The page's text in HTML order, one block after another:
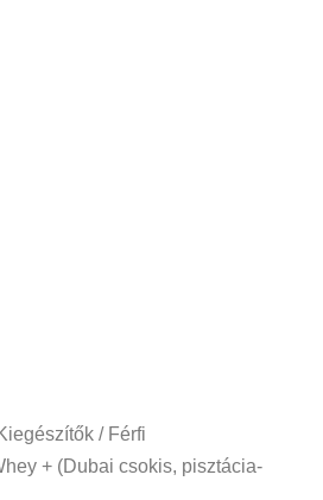
/ Férfi
+ (Dubai csokis, pisztácia-